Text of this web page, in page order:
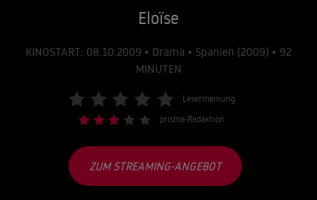
Eloïse
KINOSTART: 08.10.2009 • Drama • Spanien (2009) • 92
MINUTEN
Lesermeinung
prisma-Redaktion
ZUM STREAMING-ANGEBOT